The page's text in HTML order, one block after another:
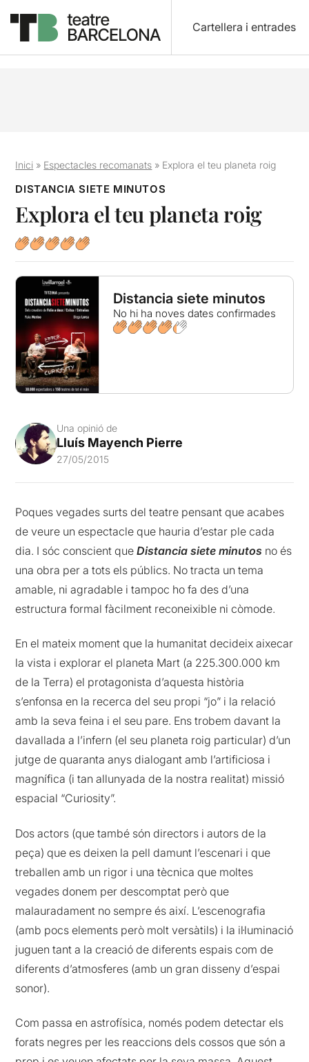
Cartellera i entrades
Inici » Espectacles recomanats » Explora el teu planeta roig
DISTANCIA SIETE MINUTOS
Explora el teu planeta roig
Distancia siete minutos
No hi ha noves dates confirmades
Una opinió de
Lluís Mayench Pierre
27/05/2015
Poques vegades surts del teatre pensant que acabes
de veure un espectacle que hauria d’estar ple cada
dia. I sóc conscient queDistancia siete minutos no és
una obra per a tots els públics. No tracta un tema
amable, ni agradable i tampoc ho fa des d’una
estructura formal fàcilment reconeixible ni còmode.
En el mateix moment que la humanitat decideix aixecar
la vista i explorar el planeta Mart (a 225.300.000 km
de la Terra) el protagonista d’aquesta història
s’enfonsa en la recerca del seu propi “jo” i la relació
amb la seva feina i el seu pare. Ens trobem davant la
davallada a l’infern (el seu planeta roig particular) d’un
jutge de quaranta anys dialogant amb l’artificiosa i
magnífica (i tan allunyada de la nostra realitat) missió
espacial “Curiosity”.
Dos actors (que també són directors i autors de la
peça) que es deixen la pell damunt l’escenari i que
treballen amb un rigor i una tècnica que moltes
vegades donem per descomptat però que
malauradament no sempre és així. L’escenografia
(amb pocs elements però molt versàtils) i la il·luminació
juguen tant a la creació de diferents espais com de
diferents d’atmosferes (amb un gran disseny d’espai
sonor).
Com passa en astrofísica, només podem detectar els
forats negres per les reaccions dels cossos que són a